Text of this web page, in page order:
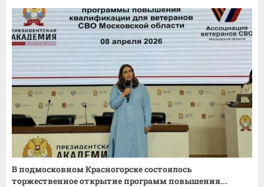
В подмосковном Красногорске состоялось
торжественное открытие программ повышения...